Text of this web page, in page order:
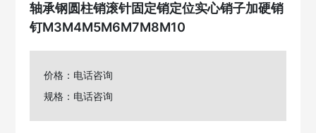
轴承钢圆柱销滚针固定销定位实心销子加硬销
钉M3M4M5M6M7M8M10
价格：电话咨询
规格：电话咨询